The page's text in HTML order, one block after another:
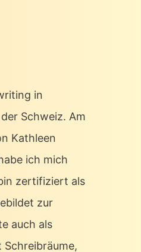
in
Schweiz. Am
Kathleen
ich mich
zertifiziert als
zur
auch als